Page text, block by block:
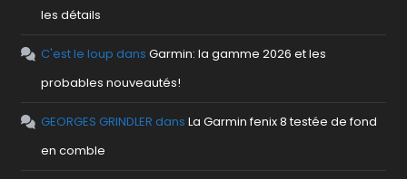
les détails
C'est le loup dansGarmin: la gamme 2026 et les
probables nouveautés!
GEORGES GRINDLER dansLa Garmin fenix 8 testée de fond
en comble